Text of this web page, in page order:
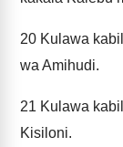
20 Kulawa
wa Amihudi.
21 Kulawa
Kisiloni.